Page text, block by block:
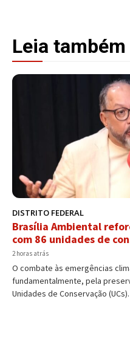
Leia também
DISTRITO FEDERAL
Brasília Ambiental
com 86 unidades de
2 horas atrás
O combate às emergências
fundamentalmente, pela
Unidades de Conservação